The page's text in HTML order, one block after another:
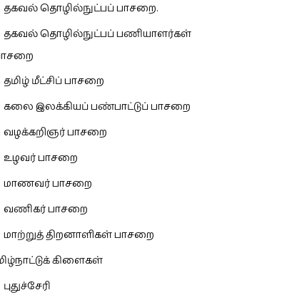
தகவல் தொழில்நுட்பப் பாசறை.
தகவல் தொழில்நுட்பப் பணியாளர்கள்
தமிழ் மீட்சிப் பாசறை
கலை இலக்கியப் பண்பாட்டுப் பாசறை
வழக்கறிஞர் பாசறை
உழவர் பாசறை
மாணவர் பாசறை
வணிகர் பாசறை
மாற்றுத் திறனாளிகள் பாசறை
கிளைகள்
புதுச்சேரி